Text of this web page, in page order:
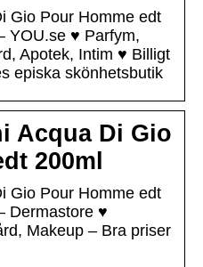
Gio Pour Homme edt
YOU.se ♥ Parfym,
Apotek, Intim ♥ Billigt
episka skönhetsbutik
Acqua Di Gio
200ml
Gio Pour Homme edt
Dermastore ♥
Makeup – Bra priser